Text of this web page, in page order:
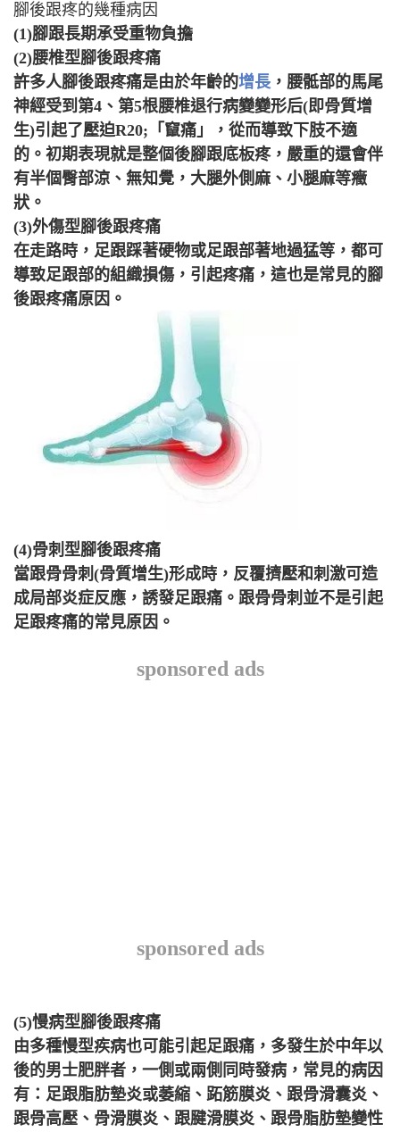
腳後跟疼的幾種病因
(1)腳跟長期承受重物負擔
(2)腰椎型腳後跟疼痛
許多人腳後跟疼痛是由於年齡的增長，腰骶部的馬尾
神經受到第4、第5根腰椎退行病變變形后(即骨質增
生)引起了壓迫R20;「竄痛」，從而導致下肢不適
的。初期表現就是整個後腳跟底板疼，嚴重的還會伴
有半個臀部涼、無知覺，大腿外側麻、小腿麻等癥
狀。
(3)外傷型腳後跟疼痛
在走路時，足跟踩著硬物或足跟部著地過猛等，都可
導致足跟部的組織損傷，引起疼痛，這也是常見的腳
後跟疼痛原因。
(4)骨刺型腳後跟疼痛
當跟骨骨刺(骨質增生)形成時，反覆擠壓和刺激可造
成局部炎症反應，誘發足跟痛。跟骨骨刺並不是引起
足跟疼痛的常見原因。
sponsored ads
sponsored ads
(5)慢病型腳後跟疼痛
由多種慢型疾病也可能引起足跟痛，多發生於中年以
後的男士肥胖者，一側或兩側同時發病，常見的病因
有：足跟脂肪墊炎或萎縮、跖筋膜炎、跟骨滑囊炎、
跟骨高壓、骨滑膜炎、跟腱滑膜炎、跟骨脂肪墊變性